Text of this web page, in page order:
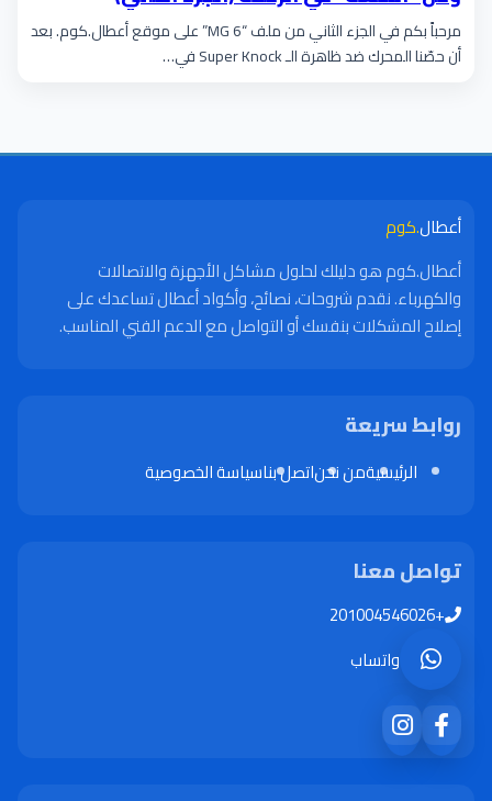
مرحباً بكم في الجزء الثاني من ملف “MG 6” على موقع أعطال.كوم. بعد
أن حصّنا المحرك ضد ظاهرة الـ Super Knock في…
أعطال.كوم
أعطال.كوم هو دليلك لحلول مشاكل الأجهزة والاتصالات
والكهرباء. نقدم شروحات، نصائح، وأكواد أعطال تساعدك على
إصلاح المشكلات بنفسك أو التواصل مع الدعم الفني المناسب.
روابط سريعة
الرئيسيةمن نحناتصل بناسياسة الخصوصية
تواصل معنا
+201004546026
واتساب